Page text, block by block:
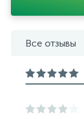
Все отзывы